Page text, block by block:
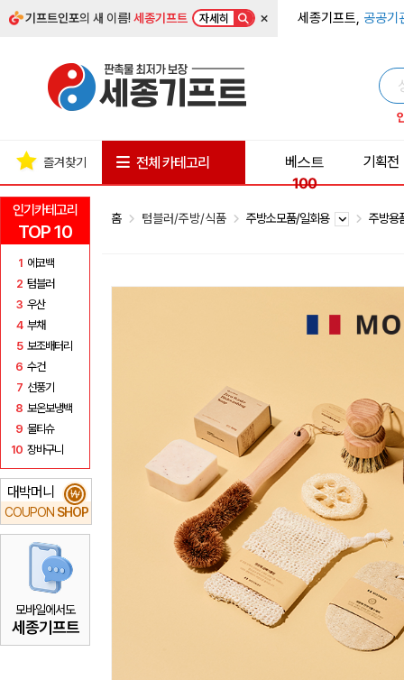
기프트인포의 새 이름!세종기프트 자세히 × 세종기프트, 공공기
인기카테고리
TOP 10
1 에코백
2 텀블러
3 우산
4 부채
5 보조배터리
6 수건
7 선풍기
8 보온보냉백
9 물티슈
10 장바구니
대박머니
COUPON SHOP
₩
모바일에서도
세종기프트
즐겨찾기 전체 카테고리
베스트
100
기획전
홈 텀블러/주방/식품 주방소모품/일회용 주방